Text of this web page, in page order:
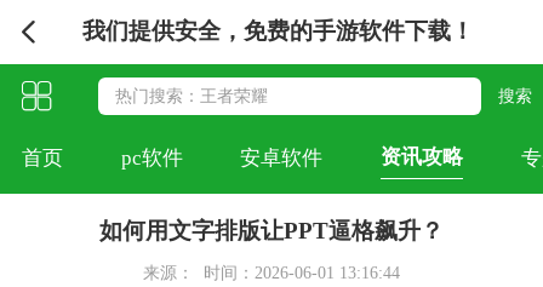
我们提供安全，免费的手游软件下载！
首页 pc软件 安卓软件 资讯攻略
如何用文字排版让PPT逼格飙升？
来源： 时间：2026-06-01 13:16:44